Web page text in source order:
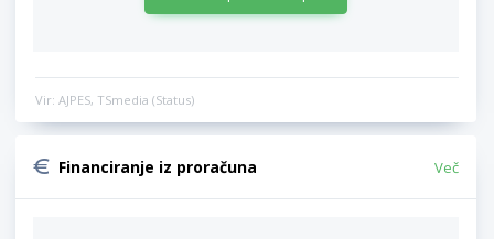
Vir: AJPES, TSmedia (Status)
Financiranje iz proračuna Več